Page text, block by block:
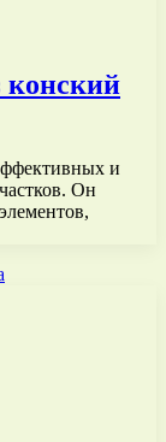
конский
и
Он